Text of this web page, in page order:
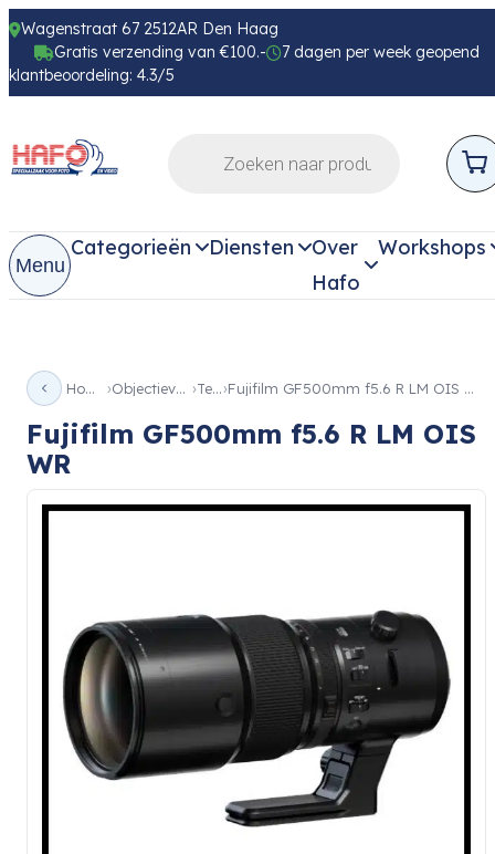
Wagenstraat 67 2512AR Den Haag
Gratis verzending van €100.-
7 dagen per week geopend
klantbeoordeling: 4.3/5
Menu
Categorieën Diensten
Over
Hafo
Workshops
Home Objectieven Tele Fujifilm GF500mm f5.6 R LM OIS WR
Fujifilm GF500mm f5.6 R LM OIS
WR